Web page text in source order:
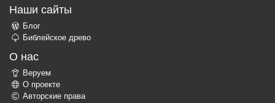
Наши сайты
Блог
Библейское древо
О нас
Веруем
О проекте
Авторские права